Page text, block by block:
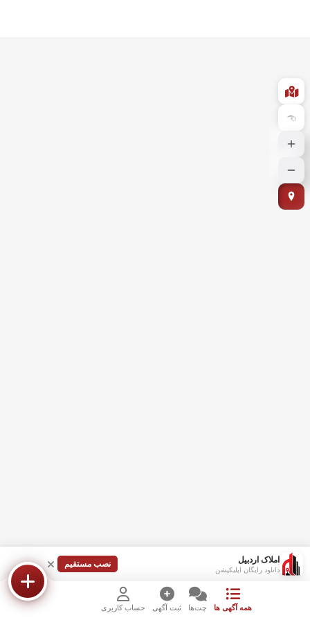
املاک اردبیل
دانلود رایگان اپلیکیشن
نصب مستقیم
همه آگهی ها چت‌ها ثبت آگهی حساب کاربری